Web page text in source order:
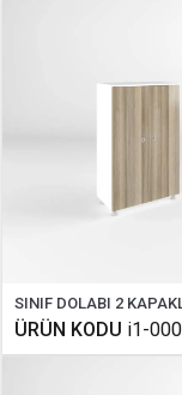
SINIF DOLABI 2
ÜRÜN KODU i1-